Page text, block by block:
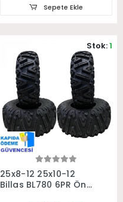
Sepete Ekle
Sepete Ekle
25x8-12 25x10-12
Billas BL780 6PR Ön
Stok:1